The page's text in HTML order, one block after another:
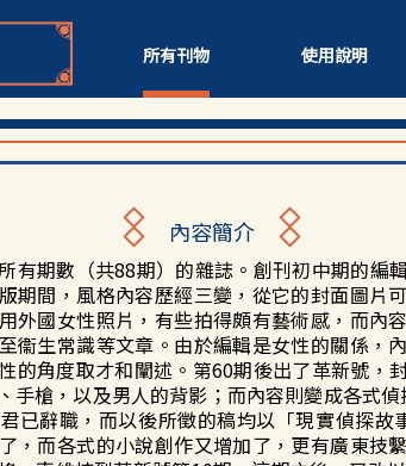
所有刊物 使用說明
內容簡介
有期數（共88期）的雜誌。 創刊初中期的編
期間，風格內容歷經三變，從它的封面圖片
外國女性照片，有些拍得頗有藝術感，而內
衞生常識等文章。由於編輯是女性的關係，
的角度取才和闡述。第60期後出了革新號，
手槍，以及男人的背影；而內容則變成各式偵
君已辭職，而以後所徵的稿均以「現實偵探
，而各式的小說創作又增加了，更有廣東技